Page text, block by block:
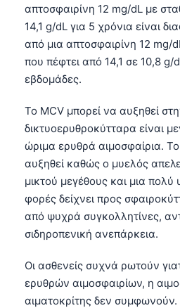
απτοσφαιρίνη 12 mg/dL με
14,1 g/dL για 5 χρόνια είναι
από μια απτοσφαιρίνη 12 mg/
που πέφτει από 14,1 σε 10,8 g/
εβδομάδες.
Το MCV μπορεί να αυξηθεί
δικτυοερυθροκύτταρα είναι
ώριμα ερυθρά αιμοσφαίρια.
αυξηθεί καθώς ο μυελός
μικτού μεγέθους και μια
φορές δείχνει προς
από ψυχρά συγκολλητίνες,
σιδηροπενική ανεπάρκεια.
Οι ασθενείς συχνά ρωτούν
ερυθρών αιμοσφαιρίων, η
αιματοκρίτης δεν
Tiếng Việt
Tagalog
ไทย
ဗမာစာ
ភាសាខ្មែរ
Kiswahili
አማርኛ
Українська
Català
Қазақ тілі
Suomi
Hrvatski